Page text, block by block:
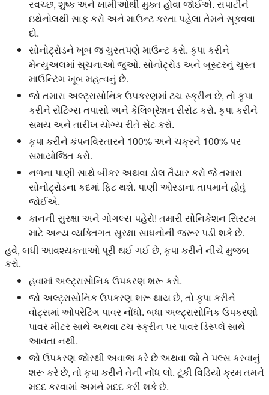
સ્વચ્છ, શુષ્ક અને ખામીઓથી મુક્ત હોવા જોઈએ. સપાટીને
ઇથેનોલથી સાફ કરો અને માઉન્ટ કરતા પહેલા તેમને સૂકવવા
દો.
સોનોટ્રોડને ખૂબ જ ચુસ્તપણે માઉન્ટ કરો. કૃપા કરીને
મેન્યુઅલમાં સૂચનાઓ જુઓ. સોનોટ્રોડ અને બૂસ્ટરનું ચુસ્ત
માઉન્ટિંગ ખૂબ મહત્વનું છે.
જો તમારા અલ્ટ્રાસોનિક ઉપકરણમાં ટચ સ્ક્રીન છે, તો કૃપા
કરીને સેટિંગ્સ તપાસો અને કેલિબ્રેશન રીસેટ કરો. કૃપા કરીને
સમય અને તારીખ યોગ્ય રીતે સેટ કરો.
કૃપા કરીને કંપનવિસ્તારને 100% અને ચક્રને 100% પર
સમાયોજિત કરો.
નળના પાણી સાથે બીકર અથવા ડોલ તૈયાર કરો જે તમારા
સોનોટ્રોડના કદમાં ફિટ થશે. પાણી ઓરડાના તાપમાને હોવું
જોઈએ.
કાનની સુરક્ષા અને ગોગલ્સ પહેરો! તમારી સોનિકેશન સિસ્ટમ
માટે અન્ય વ્યક્તિગત સુરક્ષા સાધનોની જરૂર પડી શકે છે.
હવે, બધી આવશ્યકતાઓ પૂરી થઈ ગઈ છે, કૃપા કરીને નીચે મુજબ
કરો.
હવામાં અલ્ટ્રાસોનિક ઉપકરણ શરૂ કરો.
જો અલ્ટ્રાસોનિક ઉપકરણ શરૂ થાય છે, તો કૃપા કરીને
વોટ્સમાં ઓપરેટિંગ પાવર નોંધો. બધા અલ્ટ્રાસોનિક ઉપકરણો
પાવર મીટર સાથે અથવા ટચ સ્ક્રીન પર પાવર ડિસ્પ્લે સાથે
આવતા નથી.
જો ઉપકરણ જોરથી અવાજ કરે છે અથવા જો તે પલ્સ કરવાનું
શરૂ કરે છે, તો કૃપા કરીને તેની નોંધ લો. ટૂંકી વિડિયો ક્રમ તમને
મદદ કરવામાં અમને મદદ કરી શકે છે.